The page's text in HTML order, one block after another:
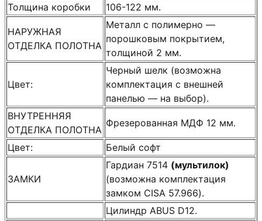
Толщина коробки
106-122 мм.
НАРУЖНАЯ
ОТДЕЛКА ПОЛОТНА
Металл с полимерно —
порошковым покрытием,
толщиной 2 мм.
Цвет:
Черный шелк (возможна
комплектация с внешней
панелью — на выбор).
ВНУТРЕННЯЯ
ОТДЕЛКА ПОЛОТНА
Фрезерованная МДФ 12 мм.
Цвет: Белый софт
ЗАМКИ
Гардиан 7514 (мультилок)
(возможна комплектация
замком CISA 57.966).
Цилиндр ABUS D12.